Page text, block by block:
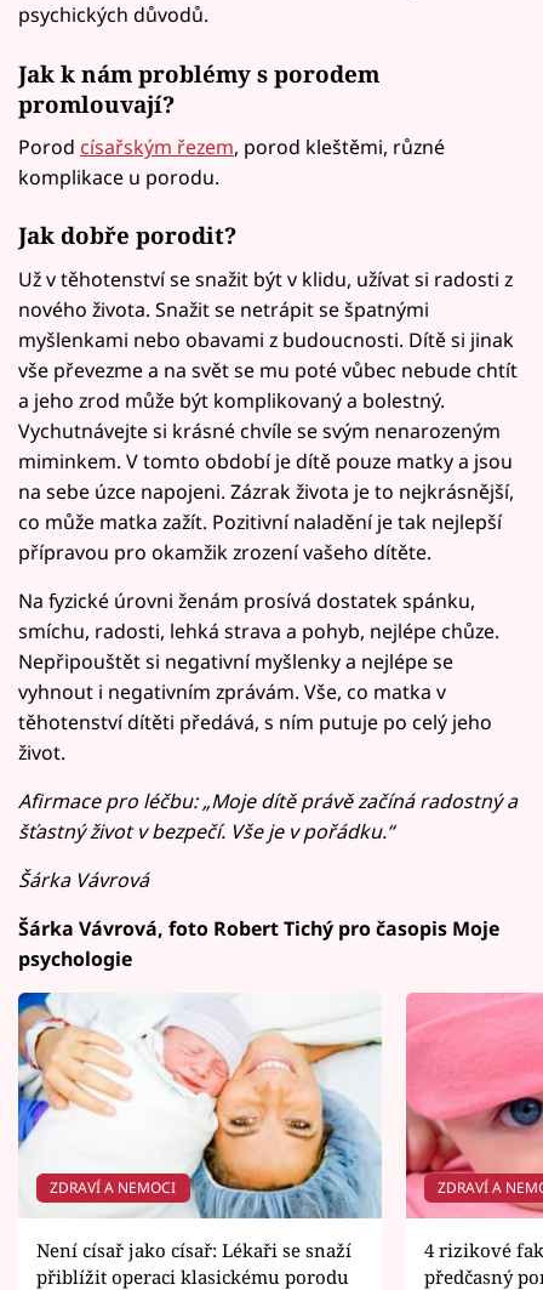
psychických důvodů.
Jak k nám problémy s porodem
promlouvají?
Porod císařským řezem, porod kleštěmi, různé
komplikace u porodu.
Jak dobře porodit?
Už v těhotenství se snažit být v klidu, užívat si radosti z
nového života. Snažit se netrápit se špatnými
myšlenkami nebo obavami z budoucnosti. Dítě si jinak
vše převezme a na svět se mu poté vůbec nebude chtít
a jeho zrod může být komplikovaný a bolestný.
Vychutnávejte si krásné chvíle se svým nenarozeným
miminkem. V tomto období je dítě pouze matky a jsou
na sebe úzce napojeni. Zázrak života je to nejkrásnější,
co může matka zažít. Pozitivní naladění je tak nejlepší
přípravou pro okamžik zrození vašeho dítěte.
Na fyzické úrovni ženám prosívá dostatek spánku,
smíchu, radosti, lehká strava a pohyb, nejlépe chůze.
Nepřipouštět si negativní myšlenky a nejlépe se
vyhnout i negativním zprávám. Vše, co matka v
těhotenství dítěti předává, s ním putuje po celý jeho
život.
Afirmace pro léčbu: „Moje dítě právě začíná radostný a
šťastný život v bezpečí. Vše je v pořádku.“
Šárka Vávrová
Šárka Vávrová, foto Robert Tichý pro časopis Moje
psychologie
ZDRAVÍ A NEMOCI
Není císař jako císař: Lékaři se snaží
přiblížit operaci klasickému porodu
ZDRAVÍ A
4 rizikové
předčasný